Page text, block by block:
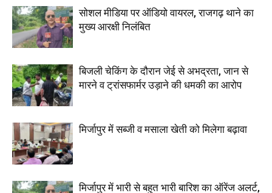
सोशल मीडिया पर ऑडियो वायरल, राजगढ़ थाने का
मुख्य आरक्षी निलंबित
बिजली चेकिंग के दौरान जेई से अभद्रता, जान से
मारने व ट्रांसफार्मर उड़ाने की धमकी का आरोप
मिर्जापुर में सब्जी व मसाला खेती को मिलेगा बढ़ावा
मिर्जापुर में भारी से बहुत भारी बारिश का ऑरेंज अलर्ट,